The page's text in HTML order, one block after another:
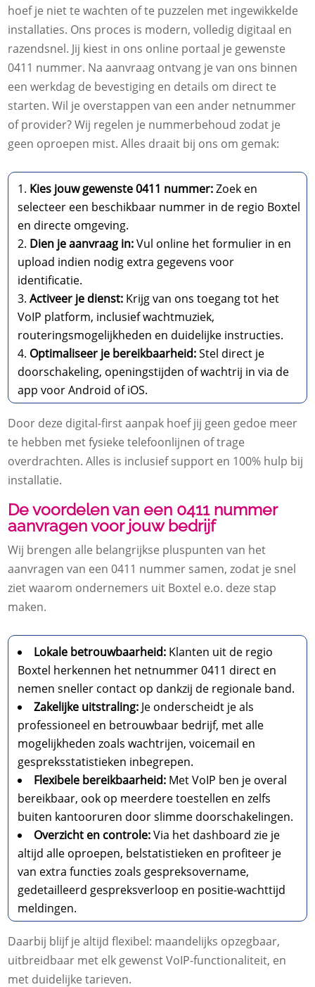
hoef je niet te wachten of te puzzelen met ingewikkelde
installaties. Ons proces is modern, volledig digitaal en
razendsnel. Jij kiest in ons online portaal je gewenste
0411 nummer. Na aanvraag ontvang je van ons binnen
een werkdag de bevestiging en details om direct te
starten. Wil je overstappen van een ander netnummer
of provider? Wij regelen je nummerbehoud zodat je
geen oproepen mist. Alles draait bij ons om gemak:
Kies jouw gewenste 0411 nummer:Zoek en
selecteer een beschikbaar nummer in de regio Boxtel
en directe omgeving.
Dien je aanvraag in:Vul online het formulier in en
upload indien nodig extra gegevens voor
identificatie.
Activeer je dienst: Krijg van ons toegang tot het
VoIP platform, inclusief wachtmuziek,
routeringsmogelijkheden en duidelijke instructies.
Optimaliseer je bereikbaarheid:Stel direct je
doorschakeling, openingstijden of wachtrij in via de
app voor Android of iOS.
Door deze digital-first aanpak hoef jij geen gedoe meer
te hebben met fysieke telefoonlijnen of trage
overdrachten. Alles is inclusief support en 100% hulp bij
installatie.
De voordelen van een 0411 nummer
aanvragen voor jouw bedrijf
Wij brengen alle belangrijkse pluspunten van het
aanvragen van een 0411 nummer samen, zodat je snel
ziet waarom ondernemers uit Boxtel e.o. deze stap
maken.
Lokale betrouwbaarheid: Klanten uit de regio
Boxtel herkennen het netnummer 0411 direct en
nemen sneller contact op dankzij de regionale band.
Zakelijke uitstraling: Je onderscheidt je als
professioneel en betrouwbaar bedrijf, met alle
mogelijkheden zoals wachtrijen, voicemail en
gespreksstatistieken inbegrepen.
Flexibele bereikbaarheid: Met VoIP ben je overal
bereikbaar, ook op meerdere toestellen en zelfs
buiten kantooruren door slimme doorschakelingen.
Overzicht en controle:Via het dashboard zie je
altijd alle oproepen, belstatistieken en profiteer je
van extra functies zoals gespreksovername,
gedetailleerd gespreksverloop en positie-wachttijd
meldingen.
Daarbij blijf je altijd flexibel: maandelijks opzegbaar,
uitbreidbaar met elk gewenst VoIP-functionaliteit, en
met duidelijke tarieven.